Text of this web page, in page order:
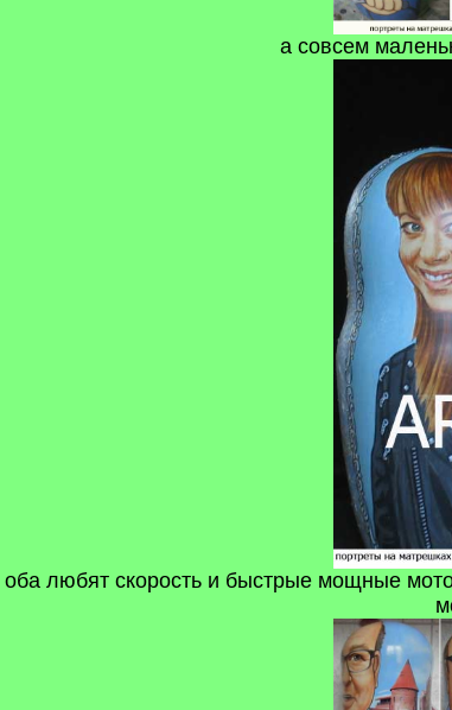
а совсем
любят скорость и быстрые мощные